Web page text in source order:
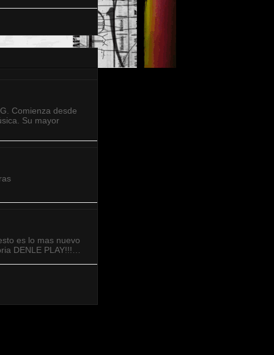
Comienza desde
Su mayor
es lo mas nuevo
DENLE PLAY!!!…